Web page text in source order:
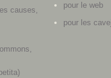
causes,
pour le web
pour les